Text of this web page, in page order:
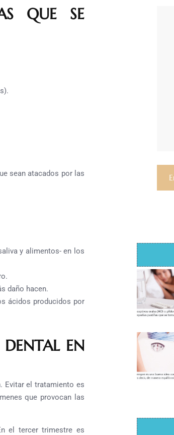
QUE SE
sean atacados por las
y alimentos- en los
daño hacen.
ácidos producidos por
EN
Evitar el tratamiento es
que provocan las
el tercer trimestre es